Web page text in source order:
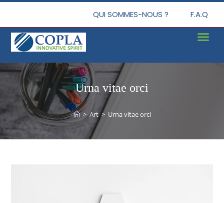
QUI SOMMES-NOUS ? F.A.Q
Urna vitae orci
> Art > Urna vitae orci